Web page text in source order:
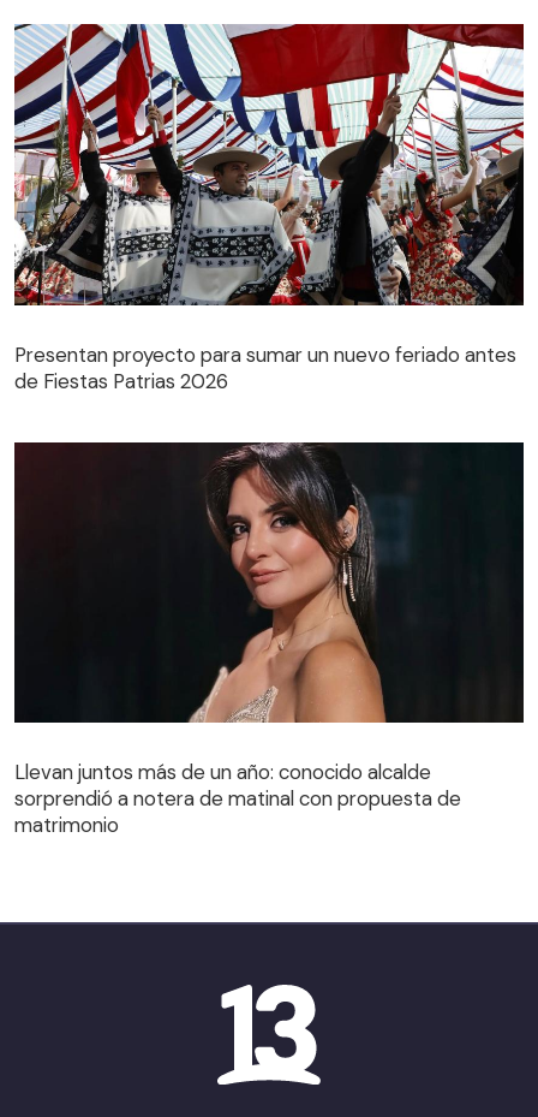
Presentan proyecto para sumar un nuevo feriado antes
de Fiestas Patrias 2026
Llevan juntos más de un año: conocido alcalde
sorprendió a notera de matinal con propuesta de
matrimonio